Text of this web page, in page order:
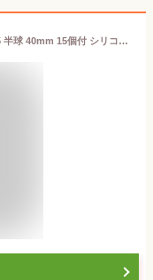
シリコマート シリコンフレックス SF005 半球 40mm 15個付 シリコン型 | 空焼き 不要 Silikomart シリコンフレックス 球体 シリコンゴム型 シリコンモールド